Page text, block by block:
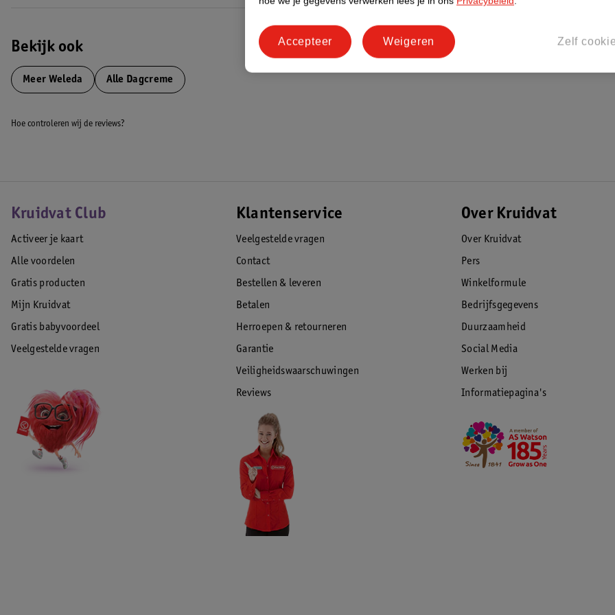
Bekijk ook
Meer Weleda Alle Dagcreme
Hoe controleren wij de reviews?
Kruidvat Club
Activeer je kaart
Alle voordelen
Gratis producten
Mijn Kruidvat
Gratis babyvoordeel
Veelgestelde vragen
Klantenservice
Veelgestelde vragen
Contact
Bestellen & leveren
Betalen
Herroepen & retourneren
Garantie
Veiligheidswaarschuwingen
Reviews
Over Kruidvat
Over Kruidvat
Pers
Winkelformule
Bedrijfsgegevens
Duurzaamheid
Social Media
Werken bij
Informatiepagina's
Zelf
Weigeren
Accepteer